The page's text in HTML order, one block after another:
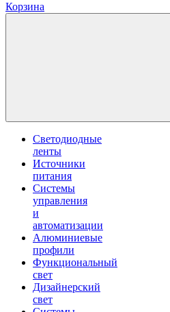
Корзина
Светодиодные
ленты
Источники
питания
Системы
управления
и
автоматизации
Алюминиевые
профили
Функциональный
свет
Дизайнерский
свет